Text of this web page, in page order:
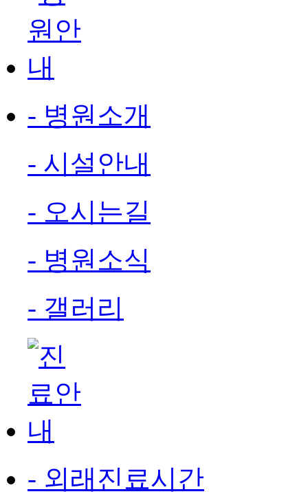
- 병원소개
- 시설안내
- 오시는길
- 병원소식
- 갤러리
- 외래진료시간